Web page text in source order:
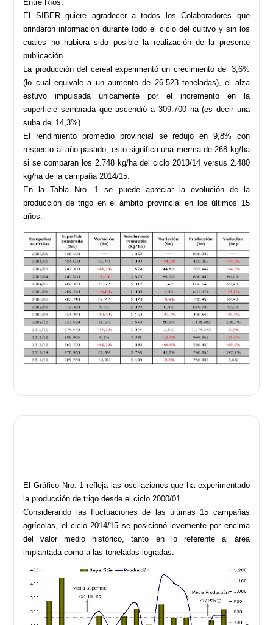
Entre Ríos.
El SIBER quiere agradecer a todos los Colaboradores que
brindaron información durante todo el ciclo del cultivo y sin los
cuales no hubiera sido posible la realización de la presente
publicación.
La producción del cereal experimentó un crecimiento del 3,6%
(lo cual equivale a un aumento de 26.523 toneladas), el alza
estuvo impulsada únicamente por el incremento en la
superficie sembrada que ascendió a 309.700 ha (es decir una
suba del 14,3%).
El rendimiento promedio provincial se redujo en 9,8% con
respecto al año pasado, esto significa una merma de 268 kg/ha
si se comparan los 2.748 kg/ha del ciclo 2013/14 versus 2.480
kg/ha de la campaña 2014/15.
En la Tabla Nro. 1 se puede apreciar la evolución de la
producción de trigo en el ámbito provincial en los últimos 15
años.
El Gráfico Nro. 1 refleja las oscilaciones que ha experimentado
la producción de trigo desde el ciclo 2000/01.
Considerando las fluctuaciones de las últimas 15 campañas
agrícolas, el ciclo 2014/15 se posicionó levemente por encima
del valor medio histórico, tanto en lo referente al área
implantada como a las toneladas logradas.